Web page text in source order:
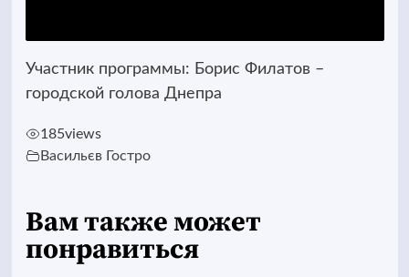
Участник программы: Борис Филатов –
городской голова Днепра
185views
Васильєв Гостро
Вам также может
понравиться